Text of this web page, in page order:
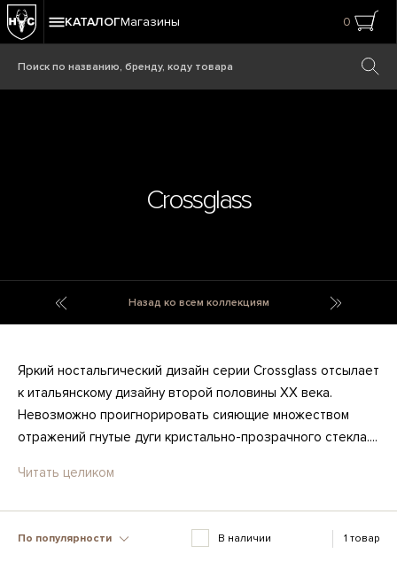
КАТАЛОГМагазины 0
Crossglass
Назад ко всем коллекциям
Яркий ностальгический дизайн серии Crossglass отсылает
к итальянскому дизайну второй половины ХХ века.
Невозможно проигнорировать сияющие множеством
отражений гнутые дуги кристально-прозрачного стекла....
Читать целиком
По популярности В наличии 1 товар